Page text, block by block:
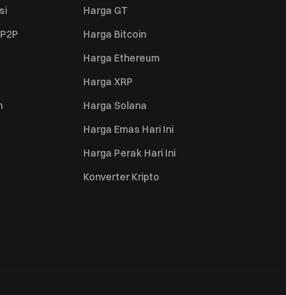
Harga GT
Harga Bitcoin
Harga Ethereum
Harga XRP
Harga Solana
Harga Emas Hari Ini
Harga Perak Hari Ini
Konverter Kripto